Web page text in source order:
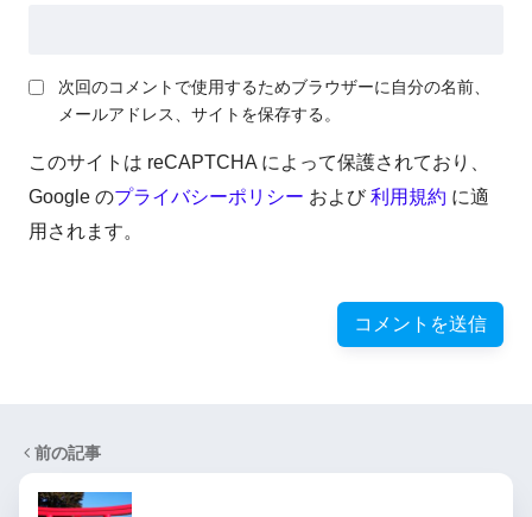
次回のコメントで使用するためブラウザーに自分の名前、
メールアドレス、サイトを保存する。
このサイトは reCAPTCHA によって保護されており、
Google のプライバシーポリシー および利用規約 に適
用されます。
前の記事